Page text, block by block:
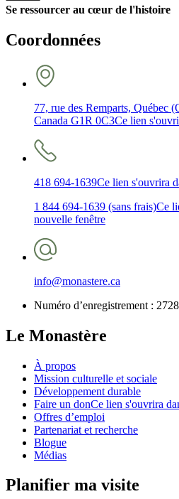
Se ressourcer au cœur de l'histoire
Coordonnées
77, rue des Remparts, Québec
Canada G1R 0C3Ce lien
418 694-1639Ce lien s'ouvrira
1 844 694-1639 (sans frais)Ce
nouvelle fenêtre
info@monastere.ca
Numéro d’enregistrement :
Le Monastère
À propos
Mission culturelle et sociale
Développement durable
Faire un donCe lien s'ouvrira
Offres d’emploi
Partenariat et recherche
Blogue
Médias
Planifier ma visite